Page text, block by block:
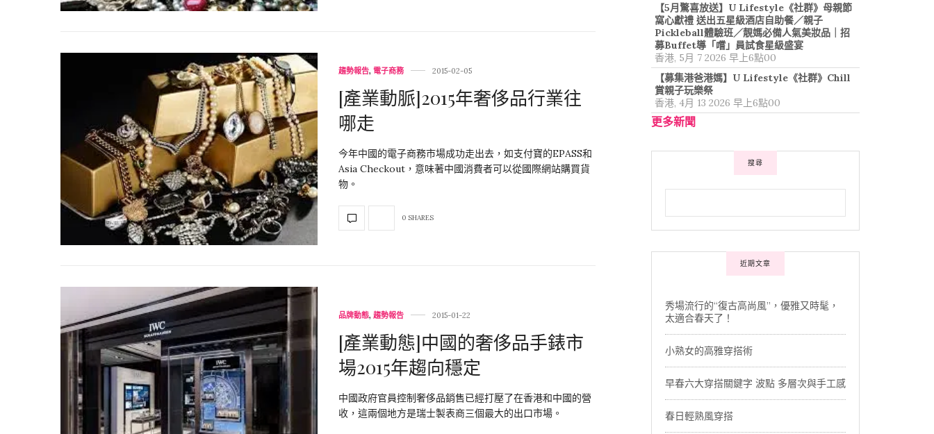
趨勢報告, 電子商務 2015-02-05
[產業動脈]2015年奢侈品行業往
哪走
今年中國的電子商務市場成功走出去，如支付寶的EPASS和
Asia Checkout，意味著中國消費者可以從國際網站購買貨
物。
0 SHARES
品牌動態, 趨勢報告 2015-01-22
[產業動態]中國的奢侈品手錶市
場2015年趨向穩定
中國政府官員控制奢侈品銷售已經打壓了在香港和中國的營
收，這兩個地方是瑞士製表商三個最大的出口市場。
【5月驚喜放送】U Lifestyle《社群》母親節
窩心獻禮 送出五星級酒店自助餐／親子
Pickleball體驗班／靚媽必備人氣美妝品｜招
募Buffet導「嚐」員試食星級盛宴
香港, 5月 7 2026 早上6點00
【募集港爸港媽】U Lifestyle《社群》Chill
賞親子玩樂祭
香港, 4月 13 2026 早上6點00
更多新聞
搜尋
近期文章
秀場流行的“復古高尚風”，優雅又時髦，
太適合春天了！
小熟女的高雅穿搭術
早春六大穿搭關鍵字 波點 多層次與手工感
春日輕熟風穿搭